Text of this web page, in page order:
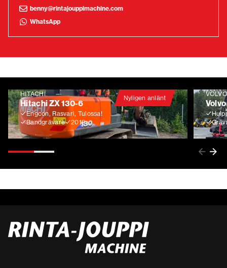
benny@rintajouppimachine.com
WhatsApp
Nyligen anlänt
HITACHI
Hitachi ZX 130-6
Engcon, Rasvari, Tulossa!
Bandgrävare
2019
VOLVO
Volvo